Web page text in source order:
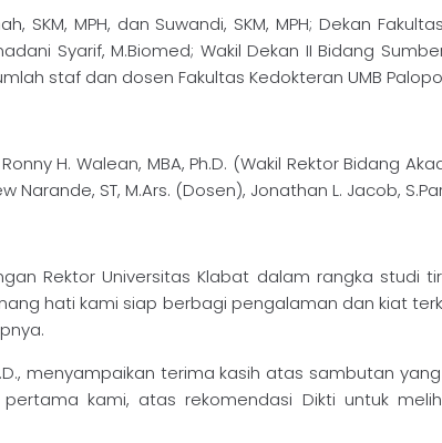
MPH, dan Suwandi, SKM, MPH; Dekan
Syarif, M.Biomed; Wakil Dekan II Bidang
staf dan dosen Fakultas Kedokteran UMB
H. Walean, MBA, Ph.D. (Wakil Rektor Bidang
ST, M.Ars. (Dosen), Jonathan L. Jacob,
Rektor Universitas Klabat dalam rangka studi
hati kami siap berbagi pengalaman dan kiat
menyampaikan terima kasih atas sambutan
kami, atas rekomendasi Dikti untuk